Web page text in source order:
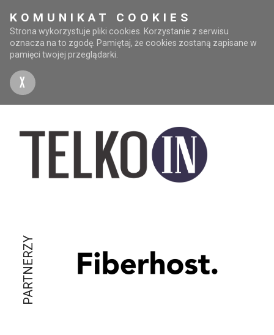
KOMUNIKAT COOKIES
Strona wykorzystuje pliki cookies. Korzystanie z serwisu
oznacza na to zgodę. Pamiętaj, że cookies zostaną zapisane w
pamięci twojej przeglądarki.
X
PARTNERZY